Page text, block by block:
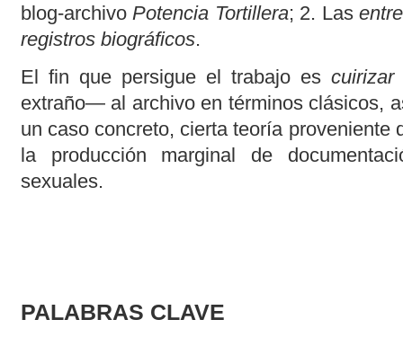
blog-archivoPotencia Tortillera; 2. Las
registros biográficos.
El fin que persigue el trabajo es cuirizar
extraño― al archivo en términos clásicos,
un caso concreto, cierta teoría proveniente
la producción marginal de
sexuales.
PALABRAS CLAVE